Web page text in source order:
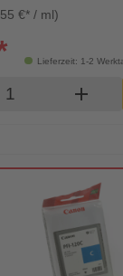
€* / ml)
Lieferzeit: 1-2
add